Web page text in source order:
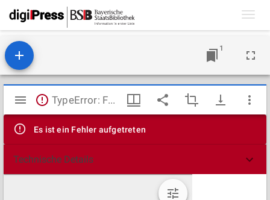
1
Mirador
Viewer
TypeError: Failed to fetch
Es ist ein Fehler aufgetreten
Technische Details